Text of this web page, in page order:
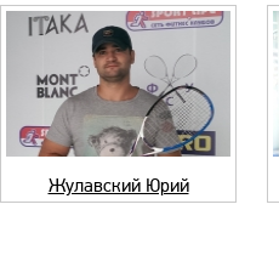
Жулавский Юрий